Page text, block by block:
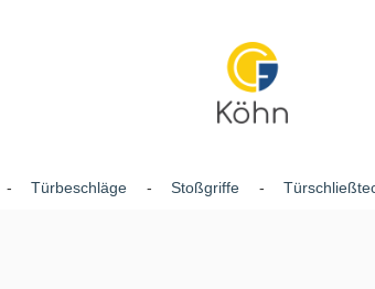
Türbeschläge Stoßgriffe